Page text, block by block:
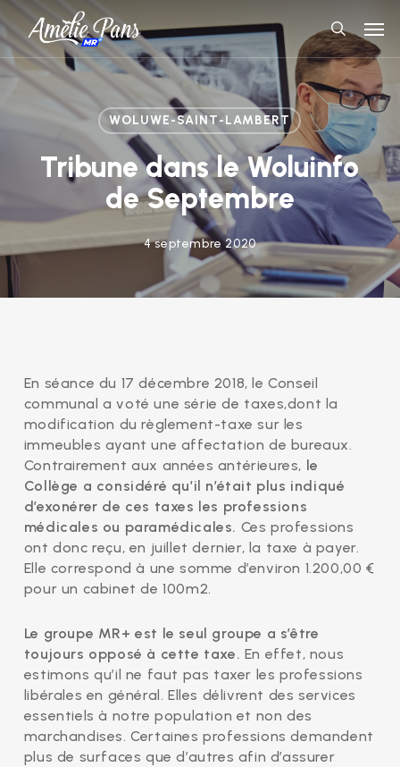
Skip
to
main
content
search
WOLUWE-SAINT-LAMBERT
Tribune dans le Woluinfo
de Septembre
4 septembre 2020
En séance du 17 décembre 2018, le Conseil
communal a voté une série de taxes,dont la
modification du règlement-taxe sur les
immeubles ayant une affectation de bureaux.
Contrairement aux années antérieures, le
Collège a considéré qu’il n’était plus indiqué
d’exonérer de ces taxes les professions
médicales ou paramédicales. Ces professions
ont donc reçu, en juillet dernier, la taxe à payer.
Elle correspond à une somme d’environ 1.200,00 €
pour un cabinet de 100m2.
Le groupe MR+ est le seul groupe a s’être
toujours opposé à cette taxe. En effet, nous
estimons qu’il ne faut pas taxer les professions
libérales en général. Elles délivrent des services
essentiels à notre population et non des
marchandises. Certaines professions demandent
plus de surfaces que d’autres afin d’assurer